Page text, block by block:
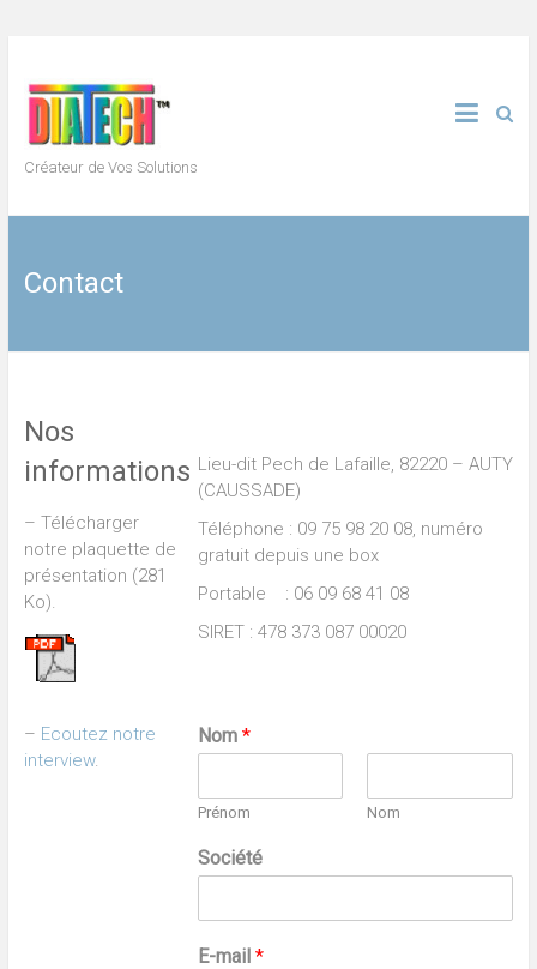
content
Créateur de Vos Solutions
Contact
Lieu-dit Pech de Lafaille, 82220 – AUTY
(CAUSSADE)
Téléphone : 09 75 98 20 08, numéro
gratuit depuis une box
Portable : 06 09 68 41 08
SIRET : 478 373 087 00020
Nom *
Prénom Nom
Société
E-mail *
Nos
informations
– Télécharger
notre plaquette de
présentation (281
Ko).
– Ecoutez notre
interview.